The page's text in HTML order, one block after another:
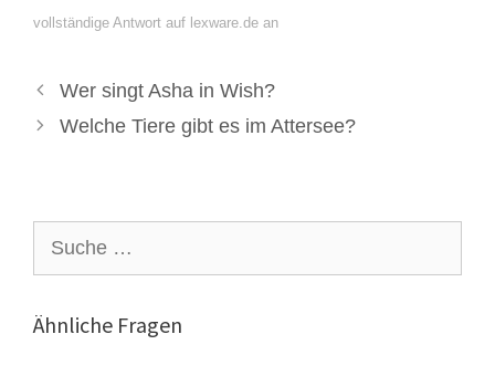
vollständige Antwort auf lexware.de an
Wer singt Asha in Wish?
Welche Tiere gibt es im Attersee?
nach:
Ähnliche Fragen